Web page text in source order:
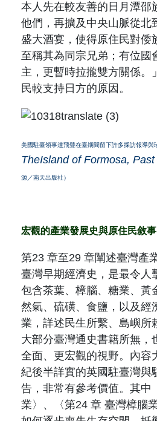
本人先在較友善的日月潭邵
他們，再擴及中央山脈從北
盛大酒宴，使得原住民對倭
至稱其為同宗兄弟；有位國
主，更暫時拉攏雙方關係。
民較支持日方的原因。
美國駐臺領事達飛聲在臺期間留下許多採訪報導與
TheIsland of Formosa,
源／南天出版社）
宏觀的產業發展史與原住民敘事
第23 章至29 章闡述臺灣產
臺灣早期經濟史，是最令人
包含茶葉、樟腦、糖業、黃
然氣、硫磺、食鹽，以及經
業，詳述民生所繫、島嶼所
大部分臺灣通史書籍所無，
全面、更宏觀的視野。內容
紀後半詳實的英國駐臺灣與
告，非常有參考價值。其中
業〉、〈第24 章 臺灣樟腦